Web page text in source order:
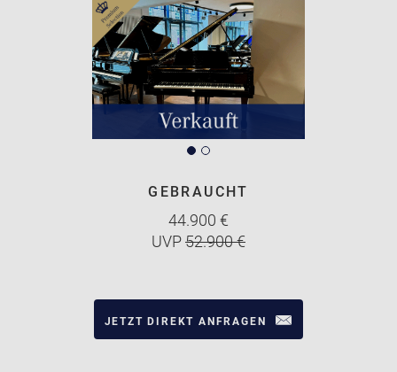
GEBRAUCHT
44.900 €
UVP52.900 €
JETZT DIREKT ANFRAGEN